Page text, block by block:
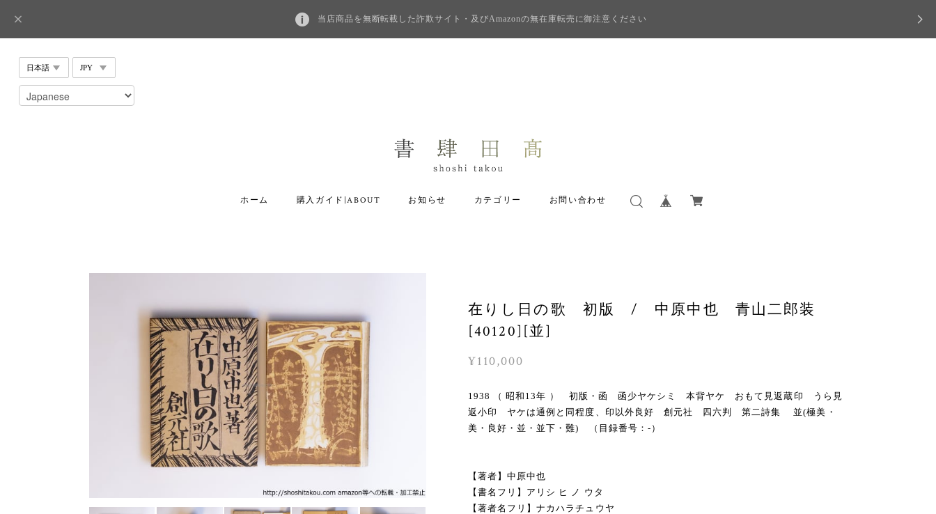
当店商品を無断転載した詐欺サイト・及びAmazonの無在庫転売に御注意ください
ホーム 購入ガイド|ABOUT お知らせ カテゴリー お問い合わせ
在りし日の歌 初版 / 中原中也 青山二郎装
[40120][並]
¥110,000
1938 （ 昭和13年 ） 初版・函 函少ヤケシミ 本背ヤケ おもて見返蔵印 うら見
返小印 ヤケは通例と同程度、印以外良好 創元社 四六判 第二詩集 並(極美・
美・良好・並・並下・難) （目録番号：-）
【著者】中原中也
【書名フリ】アリシ ヒ ノ ウタ
【著者名フリ】ナカハラチュウヤ